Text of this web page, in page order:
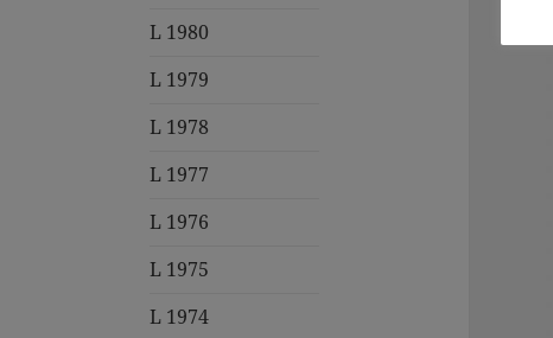
L 1980
L 1979
L 1978
L 1977
L 1976
L 1975
L 1974